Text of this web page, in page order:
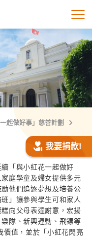
打
起做好事」慈善計劃
我要捐款!
「與小紅花一起做好
庭學童及婦女提供多元
他們追逐夢想及培養公
」讓參與學生可和家人
向父母表達謝意，宏揚
隊、新興運動、飛鏢等
價值，並於「小紅花閃亮